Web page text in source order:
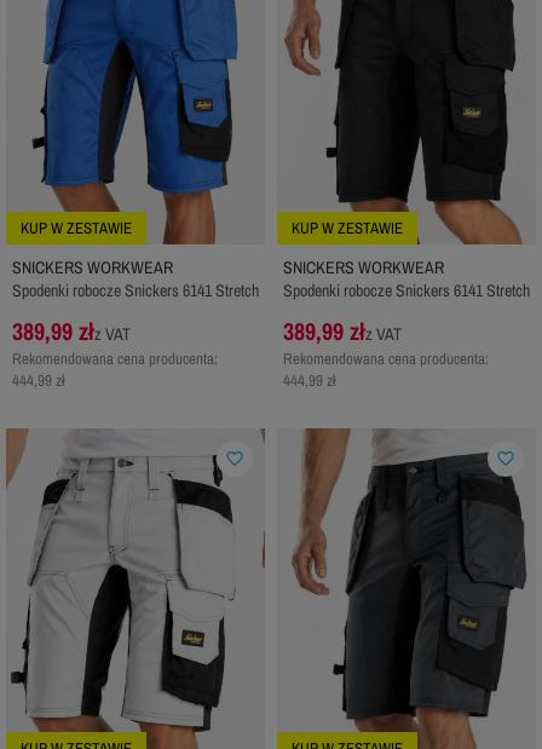
KUP W ZESTAWIE
SNICKERS WORKWEAR
Spodenki robocze Snickers 6141 Stretch
389,99 złz VAT
Rekomendowana cena producenta:
444,99 zł
KUP W ZESTAWIE
SNICKERS WORKWEAR
Spodenki robocze Snickers 6141 Stretch
389,99 złz VAT
Rekomendowana cena producenta:
444,99 zł
favorite_border favorite_border